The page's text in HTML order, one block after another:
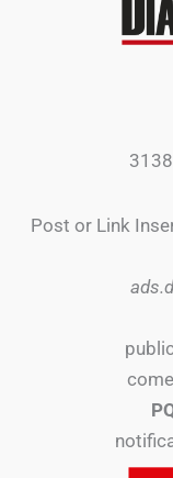
Post or Link